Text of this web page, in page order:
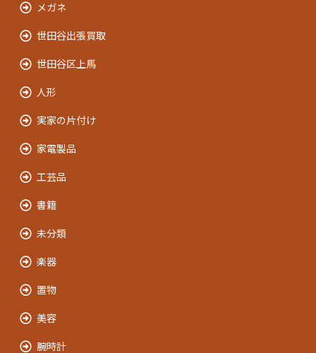
メガネ
世田谷出張買取
世田谷区上馬
人形
実家の片付け
家電製品
工芸品
書籍
未分類
楽器
置物
美容
腕時計